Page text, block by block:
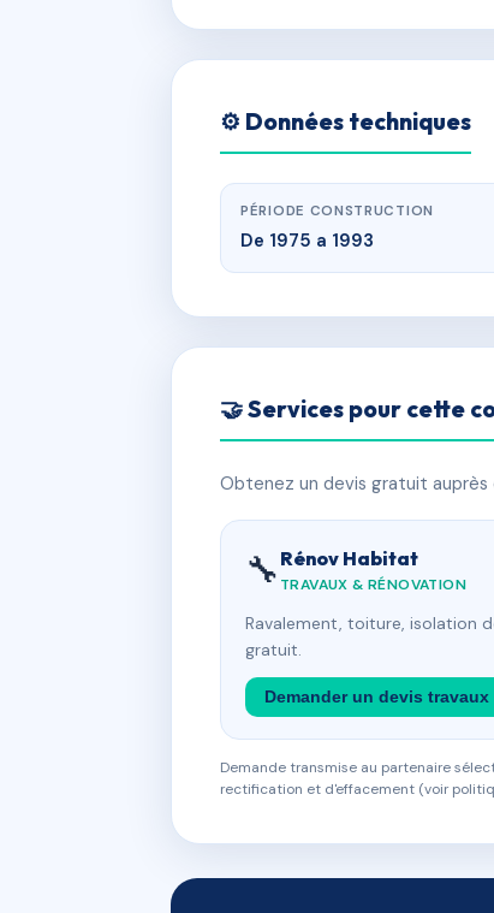
⚙️ Données techniques
PÉRIODE CONSTRUCTION
De 1975 a 1993
🤝 Services pour cette
Obtenez un devis gratuit auprès
🔧 Rénov Habitat
TRAVAUX & RÉNOVATION
Ravalement, toiture, isolation
gratuit.
Demander un devis travaux
Demande transmise au partenaire
rectification et d'effacement (voir